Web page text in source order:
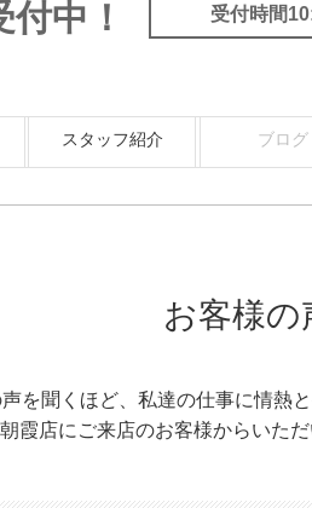
中！ 受付時間
スタッフ紹介 ブログ
お客様の
を聞くほど、私達の仕事に情熱
朝霞店にご来店のお客様からいた